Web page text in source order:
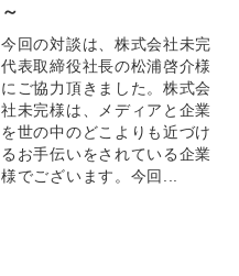
～
今回の対談は、株式会社未完
代表取締役社長の松浦啓介様
にご協力頂きました。株式会
社未完様は、メディアと企業
を世の中のどこよりも近づけ
るお手伝いをされている企業
様でございます。今回...